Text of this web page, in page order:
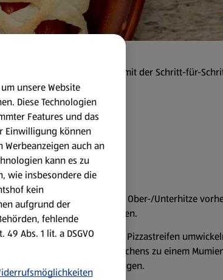
probierst du sie gleich mit der Schritt-für-
180 °C Umluft oder 200 °C Ober-/Unterhitze
1 cm breite Streifen schneiden.
der Mini Frankfurter mit den Pizzastreifen
am anderen Ende des Würstchens zu einem
Pfefferkörner dienen als Augen.
unsere Website
Diese Technologien
Features und das
Einwilligung können
auch an
kann es zu
wie insbesondere die
kein
aufgrund der
fehlende
Abs. 1 lit. a DSGVO